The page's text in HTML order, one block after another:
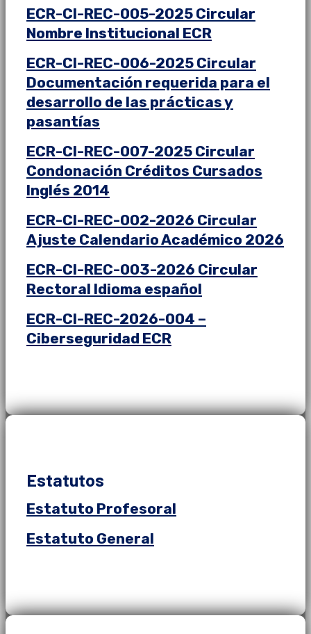
ECR-CI-REC-005-2025 Circular
Nombre Institucional ECR
ECR-CI-REC-006-2025 Circular
Documentación requerida para el
desarrollo de las prácticas y
pasantías
ECR-CI-REC-007-2025 Circular
Condonación Créditos Cursados
Inglés 2014
ECR-CI-REC-002-2026 Circular
Ajuste Calendario Académico 2026
ECR-CI-REC-003-2026 Circular
Rectoral Idioma español
ECR-CI-REC-2026-004 –
Ciberseguridad ECR
Estatutos
Estatuto Profesoral
Estatuto General